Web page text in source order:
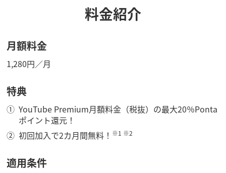
料金紹介
月額料金
1,280円／月
特典
YouTube Premium月額料金（税抜）の最大20％Ponta
ポイント還元！
初回加入で2カ月間無料！ ※1 ※2
適用条件